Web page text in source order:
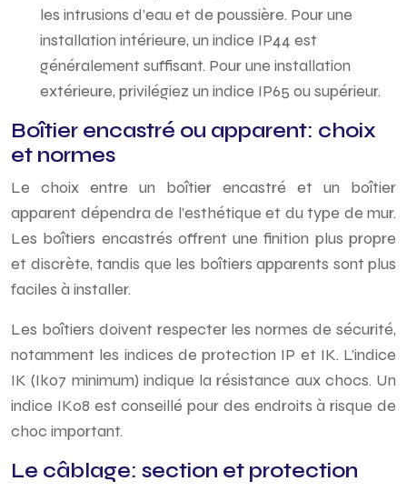
les intrusions d’eau et de poussière. Pour une
installation intérieure, un indice IP44 est
généralement suffisant. Pour une installation
extérieure, privilégiez un indice IP65 ou supérieur.
Boîtier encastré ou apparent: choix
et normes
Le choix entre un boîtier encastré et un boîtier
apparent dépendra de l’esthétique et du type de mur.
Les boîtiers encastrés offrent une finition plus propre
et discrète, tandis que les boîtiers apparents sont plus
faciles à installer.
Les boîtiers doivent respecter les normes de sécurité,
notamment les indices de protection IP et IK. L’indice
IK (Ik07 minimum) indique la résistance aux chocs. Un
indice IK08 est conseillé pour des endroits à risque de
choc important.
Le câblage: section et protection